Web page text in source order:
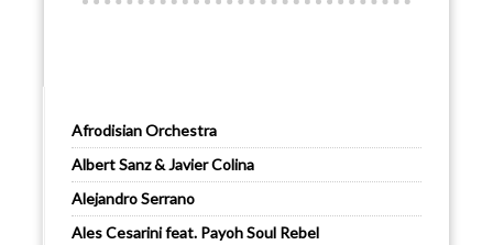
Afrodisian Orchestra
Albert Sanz & Javier Colina
Alejandro Serrano
Ales Cesarini feat. Payoh Soul Rebel